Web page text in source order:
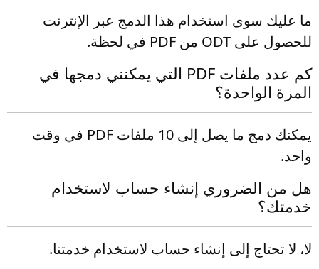
ما عليك سوى استخدام هذا الدمج عبر الإنترنت
للحصول على ODT من PDF في لحظة.
كم عدد ملفات PDF التي يمكنني دمجها في
المرة الواحدة؟
يمكنك دمج ما يصل إلى 10 ملفات PDF في وقت
واحد.
هل من الضروري إنشاء حساب لاستخدام
خدمتك؟
لا، لا تحتاج إلى إنشاء حساب لاستخدام خدمتنا.